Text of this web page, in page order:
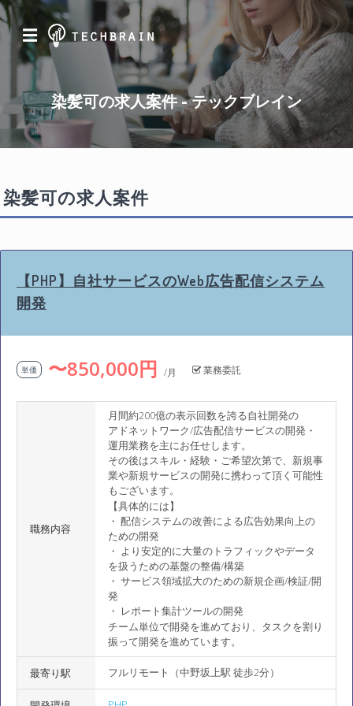
☰
染髪可の求人案件 - テックブレイン
染髪可の求人案件
【PHP】自社サービスのWeb広告配信システム
開発
単価 〜850,000円 /月 業務委託
職務内容
月間約200億の表示回数を誇る自社開発の
アドネットワーク/広告配信サービスの開発・
運用業務を主にお任せします。
その後はスキル・経験・ご希望次第で、新規事
業や新規サービスの開発に携わって頂く可能性
もございます。
【具体的には】
・ 配信システムの改善による広告効果向上の
ための開発
・ より安定的に大量のトラフィックやデータ
を扱うための基盤の整備/構築
・ サービス領域拡大のための新規企画/検証/開
発
・ レポート集計ツールの開発
チーム単位で開発を進めており、タスクを割り
振って開発を進めています。
最寄り駅 フルリモート（中野坂上駅 徒歩2分）